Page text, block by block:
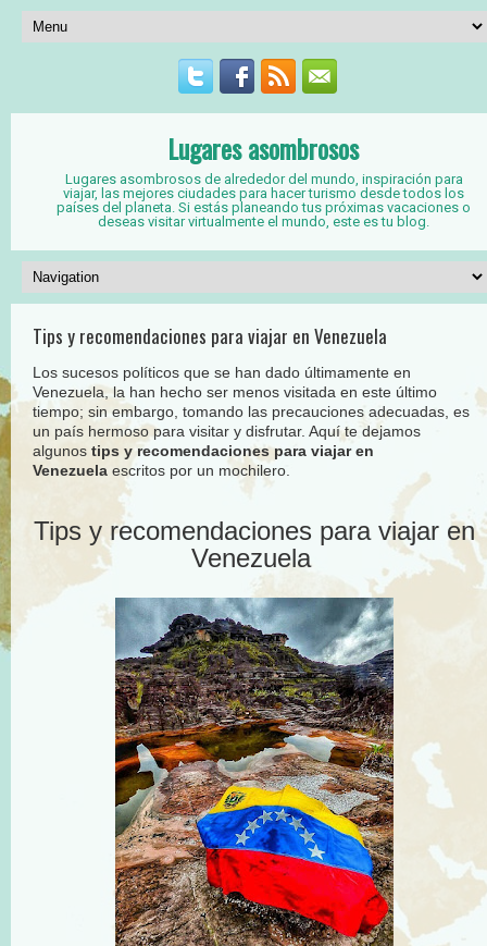
Lugares asombrosos
Lugares asombrosos de alrededor del mundo, inspiración para
viajar, las mejores ciudades para hacer turismo desde todos los
países del planeta. Si estás planeando tus próximas vacaciones o
deseas visitar virtualmente el mundo, este es tu blog.
Tips y recomendaciones para viajar en Venezuela
Los sucesos políticos que se han dado últimamente en
Venezuela, la han hecho ser menos visitada en este último
tiempo; sin embargo, tomando las precauciones adecuadas, es
un país hermoso para visitar y disfrutar. Aquí te dejamos
algunos tips y recomendaciones para viajar en
Venezuela escritos por un mochilero.
Tips y recomendaciones para viajar en
Venezuela